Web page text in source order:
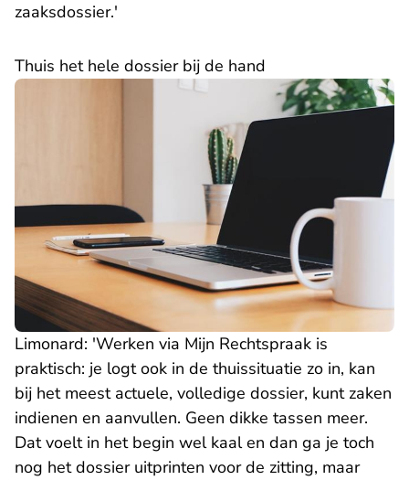
zaaksdossier.'
Thuis het hele dossier bij de hand
Limonard: 'Werken via Mijn Rechtspraak is
praktisch: je logt ook in de thuissituatie zo in, kan
bij het meest actuele, volledige dossier, kunt zaken
indienen en aanvullen. Geen dikke tassen meer.
Dat voelt in het begin wel kaal en dan ga je toch
nog het dossier uitprinten voor de zitting, maar